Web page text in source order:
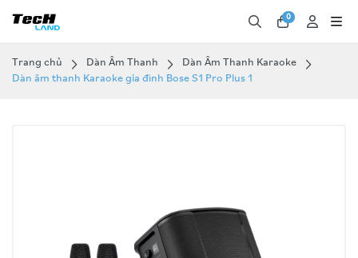
0
Trang chủ Dàn Âm Thanh
Dàn Âm Thanh Karaoke
Dàn âm thanh Karaoke gia đình Bose S1 Pro Plus 1